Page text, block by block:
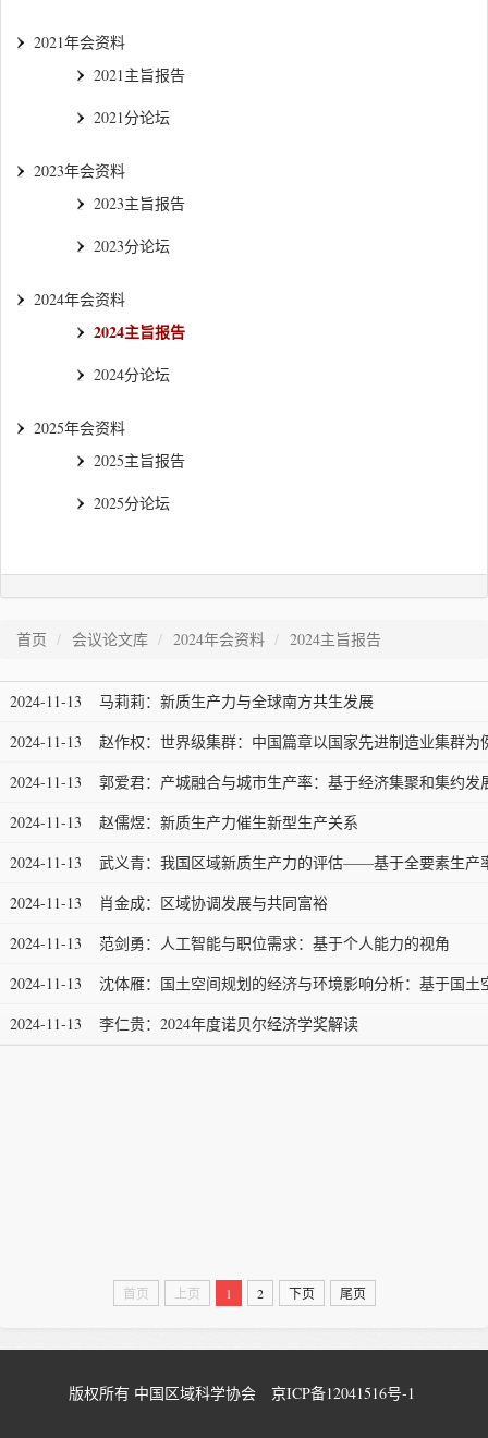
2021年会资料
2021主旨报告
2021分论坛
2023年会资料
2023主旨报告
2023分论坛
2024年会资料
2024主旨报告
2024分论坛
2025年会资料
2025主旨报告
2025分论坛
首页 会议论文库 2024年会资料 2024主旨报告
2024-11-13
马莉莉：新质生产力与全球南方共生发展
2024-11-13
赵作权：世界级集群：中国篇章以国家先进制造业集群为
2024-11-13
郭爱君：产城融合与城市生产率：基于经济集聚和集约发
2024-11-13
赵儒煜：新质生产力催生新型生产关系
2024-11-13
武义青：我国区域新质生产力的评估——基于全要素生产
2024-11-13
肖金成：区域协调发展与共同富裕
2024-11-13
范剑勇：人工智能与职位需求：基于个人能力的视角
2024-11-13
沈体雁：国土空间规划的经济与环境影响分析：基于国土
2024-11-13
李仁贵：2024年度诺贝尔经济学奖解读
首页 上页 1 2 下页 尾页
版权所有 中国区域科学协会 京ICP备12041516号-1